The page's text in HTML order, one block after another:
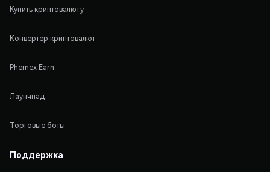
Купить криптовалюту
Конвертер криптовалют
Phemex Earn
Лаунчпад
Торговые боты
Поддержка